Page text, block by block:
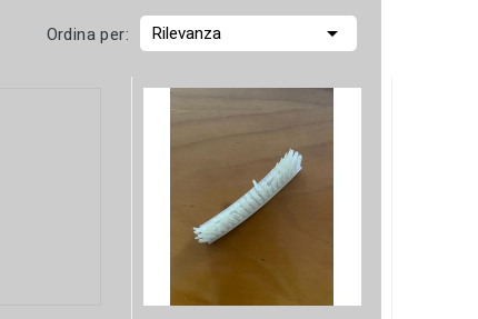
Ordina per: Rilevanza 